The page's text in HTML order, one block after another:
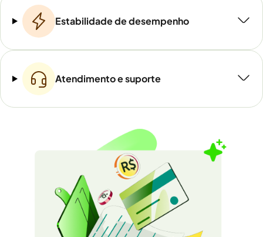
Estabilidade de desempenho
Atendimento e suporte